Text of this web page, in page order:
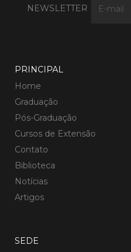
NEWSLETTER
PRINCIPAL
Home
Graduação
Pós-Graduação
Cursos de Extensão
Contato
Biblioteca
Notícias
Artigos
SEDE